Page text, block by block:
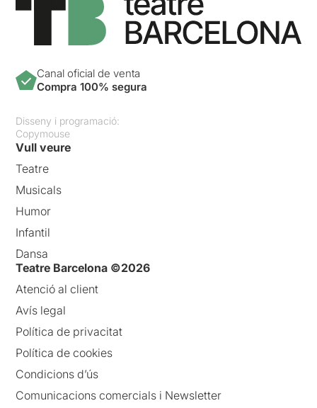
Canal oficial de venta
Compra 100% segura
Disseny i programació:
Copymouse
Vull veure
Teatre
Musicals
Humor
Infantil
Dansa
Teatre Barcelona ©2026
Atenció al client
Avís legal
Política de privacitat
Política de cookies
Condicions d’ús
Comunicacions comercials i Newsletter